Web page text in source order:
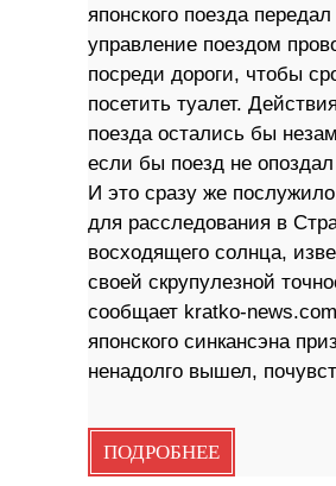
японского поезда передал
управление поездом
посреди дороги, чтобы
посетить туалет.
поезда остались бы
если бы поезд не
И это сразу же
для расследования в
восходящего солнца,
своей скрупулезной
сообщает kratko-
японского синкансэна
ненадолго вышел,
ПОДРОБНЕЕ